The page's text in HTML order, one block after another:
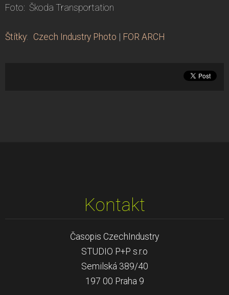
Foto: Škoda Transportation
Štítky: Czech Industry Photo FOR ARCH
Kontakt
Časopis CzechIndustry
STUDIO P+P s.r.o
Semilská 389/40
197 00 Praha 9